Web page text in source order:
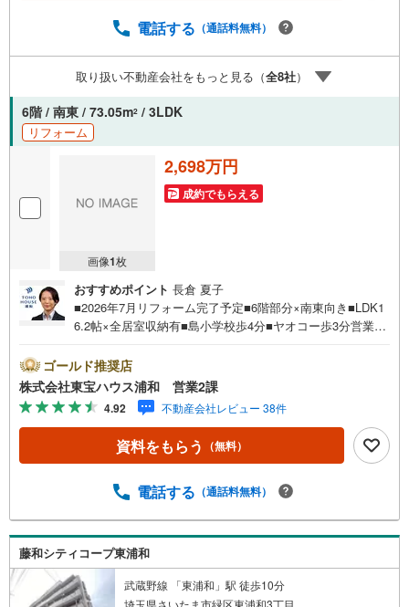
しっかり確認できます・リモート相談は第三者による住宅
トナーに変わって予め確認も・別々の場所から家族みんな
で参加もできます・お気軽にご相談下さい～営業時間～9:3
0～18:30こちらのお時間でしたらお電話でのお問合せがス
ムーズですお気軽にお問合せください
電話する （通話料無料）
取り扱い不動産会社をもっと見る（全8社）
6階 / 南東 / 73.05m2 / 3LDK
リフォーム
画像1枚
2,698万円
成約でもらえる
おすすめポイント 長倉 夏子
■2026年7月リフォーム完了予定■6階部分×南東向き■LDK1
6.2帖×全居室収納有■島小学校歩4分■ヤオコー歩3分営業時
お問い合わせがスムーズにご案内できますぜひお気軽にご
連絡下さい！東宝ハウスライフソリューションズグルー
プ 東宝ハウス浦和 特別提携金利〔一例〕東宝ハウス浦
和の住宅ローン■変動金利全期間引下げプラン⇒住宅ローン
金利優遇割の最大適用《0.89％》と某信用金庫金利1.275％
の比較借入金4000万円返済期間35年の総返済額の差額:303
TOHO HOUSE CLUBで生涯の安心をお届け◇東宝ハウスの
つけサポート、Club Offプレミアムなど多彩なサービスがご
ざいます
ゴールド推奨店
株式会社東宝ハウス浦和 営業2課
4.92 不動産会社レビュー 38件
資料をもらう （無料）
電話する （通話料無料）
藤和シティコープ東浦和
武蔵野線 「東浦和」駅 徒歩10分